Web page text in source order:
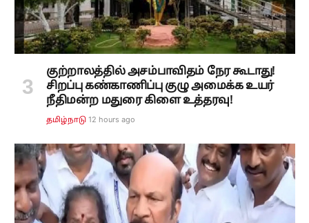
குற்றாலத்தில் அசம்பாவிதம் நேர கூடாது!
சிறப்பு கண்காணிப்பு குழு அமைக்க உயர்
நீதிமன்ற மதுரை கிளை உத்தரவு!
தமிழ்நாடு 12 hours ago